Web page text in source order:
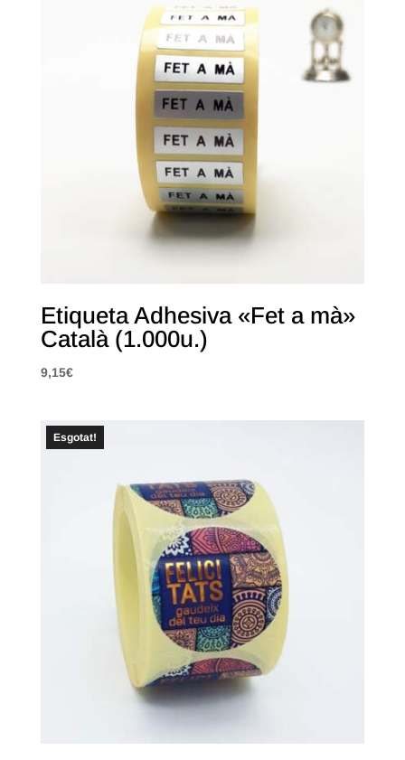
Etiqueta Adhesiva «Fet a mà»
Català (1.000u.)
9,15€
Esgotat!